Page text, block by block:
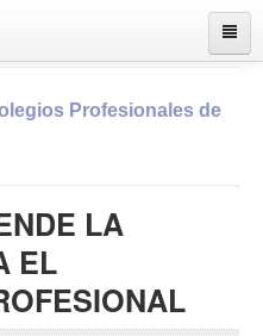
Profesionales de
LA
EL